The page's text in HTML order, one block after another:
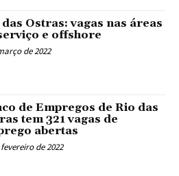
Ostras: vagas nas áreas
e offshore
de 2022
de Empregos de Rio das
tem 321 vagas de
abertas
de 2022